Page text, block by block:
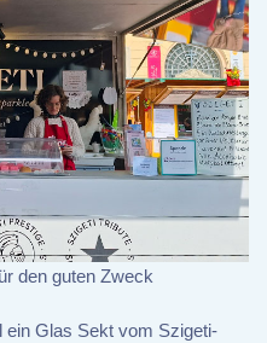
den guten Zweck
Glas Sekt vom Szigeti-